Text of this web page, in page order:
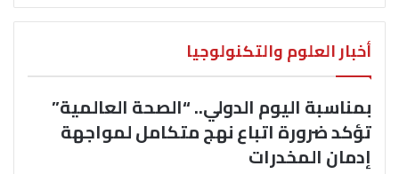
أخبار العلوم والتكنولوجيا
بمناسبة اليوم الدولي.. “الصحة العالمية”
تؤكد ضرورة اتباع نهج متكامل لمواجهة
إدمان المخدرات